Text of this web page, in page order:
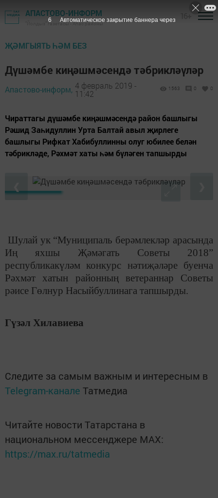
АПАСТОВО-ИНФОРМ
"Йолдыз" газетасы - Апас районы
ҖӘМГЫЯТЬ ҺӘМ БЕЗ
Дүшәмбе киңәшмәсендә тәбрикләүләр
Апастово-информ, 4 февраль 2019 -
11:42
1563 0 0
Чираттагы дүшәмбе киңәшмәсендә район башлыгы
Рәшид Заһидуллин Урта Балтай авыл җирлеге
башлыгы Рифкат Хабибуллинны олуг юбилее белән
тәбрикләде, Рәхмәт хаты һәм бүләген тапшырды
Шулай ук “Муниципаль берәмлекләр арасында
Иң яхшы Җәмәгать Советы 2018”
республикакүләм конкурс нәтиҗәләре буенча
Рәхмәт хатын районның ветераннар Советы
рәисе Гөлнур Насыйбуллинага тапшырды.
Гүзәл Хилавиева
Следите за самым важным и интересным в
Telegram-канале Татмедиа
Читайте новости Татарстана в
национальном мессенджере MАХ:
https://max.ru/tatmedia
5 Автоматическое закрытие баннера через